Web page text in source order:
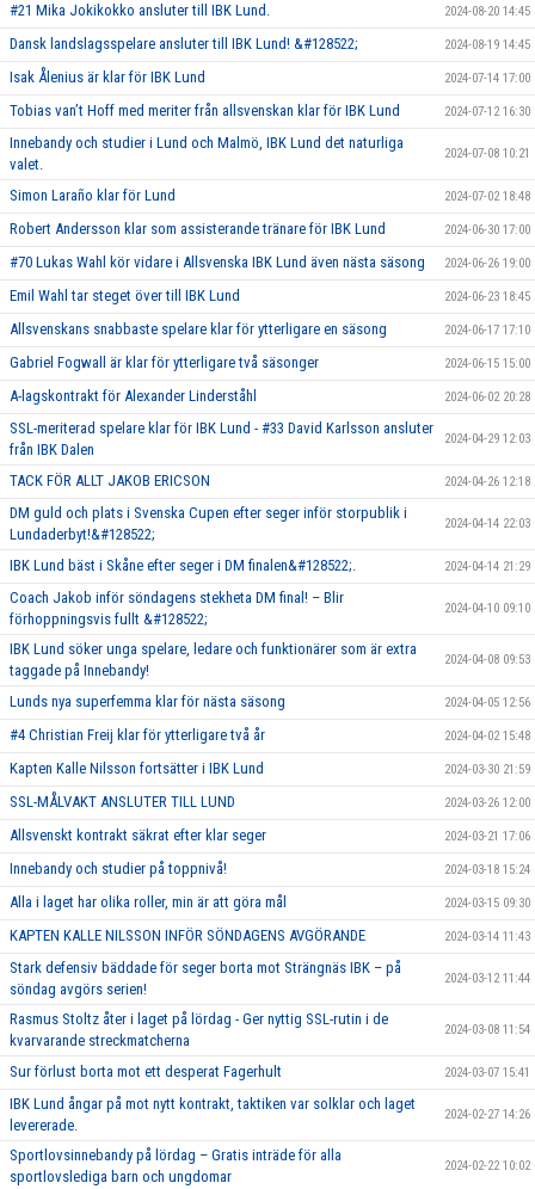
#21 Mika Jokikokko ansluter till IBK Lund. 2024-08-20 14:45
Dansk landslagsspelare ansluter till IBK Lund! &#128522; 2024-08-19 14:45
Isak Ålenius är klar för IBK Lund 2024-07-14 17:00
Tobias van’t Hoff med meriter från allsvenskan klar för IBK Lund 2024-07-12 16:30
Innebandy och studier i Lund och Malmö, IBK Lund det naturliga
valet.
2024-07-08 10:21
Simon Laraño klar för Lund 2024-07-02 18:48
Robert Andersson klar som assisterande tränare för IBK Lund 2024-06-30 17:00
#70 Lukas Wahl kör vidare i Allsvenska IBK Lund även nästa säsong 2024-06-26 19:00
Emil Wahl tar steget över till IBK Lund 2024-06-23 18:45
Allsvenskans snabbaste spelare klar för ytterligare en säsong 2024-06-17 17:10
Gabriel Fogwall är klar för ytterligare två säsonger 2024-06-15 15:00
A-lagskontrakt för Alexander Linderståhl 2024-06-02 20:28
SSL-meriterad spelare klar för IBK Lund - #33 David Karlsson ansluter
från IBK Dalen
2024-04-29 12:03
TACK FÖR ALLT JAKOB ERICSON 2024-04-26 12:18
DM guld och plats i Svenska Cupen efter seger inför storpublik i
Lundaderbyt!&#128522;
2024-04-14 22:03
IBK Lund bäst i Skåne efter seger i DM finalen&#128522;. 2024-04-14 21:29
Coach Jakob inför söndagens stekheta DM final! – Blir
förhoppningsvis fullt &#128522;
2024-04-10 09:10
IBK Lund söker unga spelare, ledare och funktionärer som är extra
taggade på Innebandy!
2024-04-08 09:53
Lunds nya superfemma klar för nästa säsong 2024-04-05 12:56
#4 Christian Freij klar för ytterligare två år 2024-04-02 15:48
Kapten Kalle Nilsson fortsätter i IBK Lund 2024-03-30 21:59
SSL-MÅLVAKT ANSLUTER TILL LUND 2024-03-26 12:00
Allsvenskt kontrakt säkrat efter klar seger 2024-03-21 17:06
Innebandy och studier på toppnivå! 2024-03-18 15:24
Alla i laget har olika roller, min är att göra mål 2024-03-15 09:30
KAPTEN KALLE NILSSON INFÖR SÖNDAGENS AVGÖRANDE 2024-03-14 11:43
Stark defensiv bäddade för seger borta mot Strängnäs IBK – på
söndag avgörs serien!
2024-03-12 11:44
Rasmus Stoltz åter i laget på lördag - Ger nyttig SSL-rutin i de
kvarvarande streckmatcherna
2024-03-08 11:54
Sur förlust borta mot ett desperat Fagerhult 2024-03-07 15:41
IBK Lund ångar på mot nytt kontrakt, taktiken var solklar och laget
levererade.
2024-02-27 14:26
Sportlovsinnebandy på lördag – Gratis inträde för alla
sportlovslediga barn och ungdomar
2024-02-22 10:02